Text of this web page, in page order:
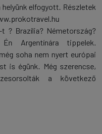
elfogyott. Részletek
? Brazília? Németország?
Argentínára tippelek.
soha nem nyert európai
is égünk. Még szerencse,
a következő